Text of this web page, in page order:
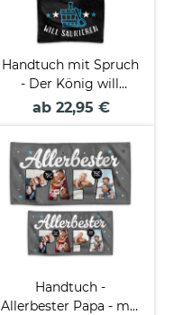
Handtuch mit Spruch
- Der König will
saunieren - mit Name
ab 22,95 €
Handtuch -
Allerbester Papa - mit